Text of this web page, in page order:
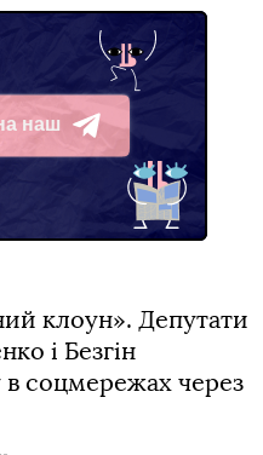
наш
клоун». Депутати
і Безгін
соцмережах через